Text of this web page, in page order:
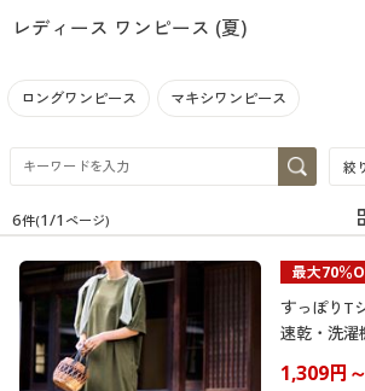
レディースファッション
女性下着
インナー・下着通販すべて
女性下着
メンズ下着
ジュニア・ティーンズ下着
メンズ
メンズ通販すべて
メンズファッション
メンズ下着
家電・雑貨
家電・雑貨すべて
家電
キッチン・雑貨・日用品
寝具・インテリア・家具
寝具・インテリア・家具通販すべて
家具・収納
寝具・ベッド
美容・健康
美容・健康通販すべて
美容・健康・サプリメント
制服・スクール
制服・スクールすべて
大きいサイズ
レディース ワンピース (夏)
ロングワンピース マキシワンピース
絞
在庫 在庫のある商品のみ表示
カテゴリ
6件(1/1 ページ)
最大70％
すっぽりT
速乾・洗濯
1,309円～